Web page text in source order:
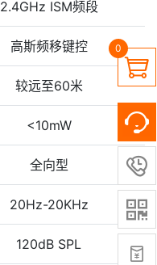

0



2.4GHz ISM频段
高斯频移键控
较远至60米
<10mW
全向型
20Hz-20KHz
120dB SPL